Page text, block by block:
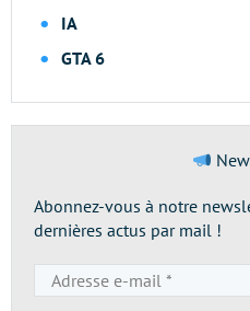
IA
GTA 6
Abonnez-vous à notre
dernières actus par mail !